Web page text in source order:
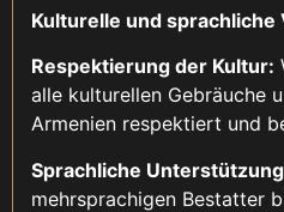
Kulturelle und
Respektierung der Kultur:
alle kulturellen Gebräuche
Armenien respektiert und
Sprachliche
mehrsprachigen Bestatter